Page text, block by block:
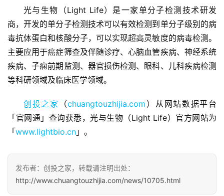
页
融
资
报
道
商
业
观
初
光与生物（Light Life）是一家单分子检测技术研发
商，开发的单分子检测技术可以有效检测到单分子级别的病
毒抗体蛋白和核酸分子，可以实现超高灵敏度的病毒检测。
主要应用于癌症筛查及伴随诊疗、心脑血管疾病、神经系统
疾病、子痫前期监测、器官损伤检测、眼科、儿科疾病检测
等科研领域及临床医学领域。
创投之家 （chuangtouzhijia.com ）从网站数据平台
「官网通」查询获悉，光与生物（Light Life）官方网站为
「www.lightbio.cn 」。
发布者：创投之家，转载请注明出处：
http://www.chuangtouzhijia.com/news/10705.html